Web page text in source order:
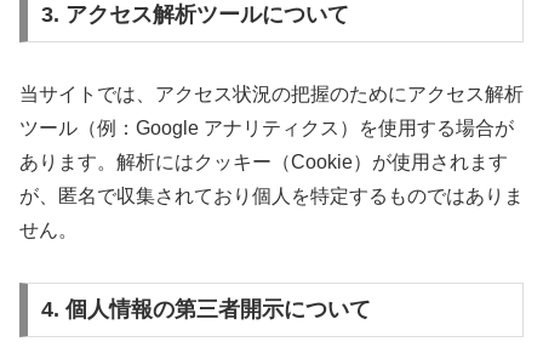
3. アクセス解析ツールについて
当サイトでは、アクセス状況の把握のためにアクセス解析
ツール（例：Google アナリティクス）を使用する場合が
あります。解析にはクッキー（Cookie）が使用されます
が、匿名で収集されており個人を特定するものではありま
せん。
4. 個人情報の第三者開示について